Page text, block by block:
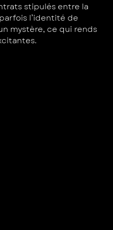
stipulés entre la
l’identité de
mystère, ce qui rends